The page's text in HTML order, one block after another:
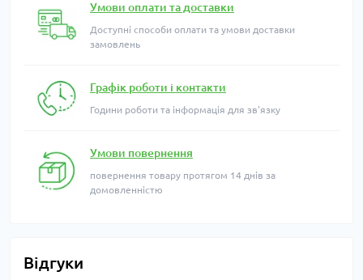
Умови оплати та доставки
Доступні способи оплати та умови доставки
замовлень
Графік роботи і контакти
Години роботи та інформація для зв'язку
Умови повернення
повернення товару протягом 14 днів за
домовленністю
Відгуки